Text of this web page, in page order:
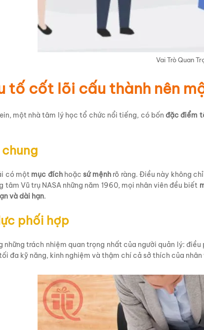
Vai Trò Quan
tố cốt lõi cấu thành nên
một nhà tâm lý học tổ chức nổi tiếng, có bốn đặc điểm
có một mục đíchhoặcsứ mệnhrõ ràng. Điều này không
tâm Vũ trụ NASA những năm 1960, mọi nhân viên đều biết
và dài hạn.
phối hợp
trách nhiệm quan trọng nhất của người quản lý: điều
đa kỹ năng, kinh nghiệm và thậm chí cả sở thích của